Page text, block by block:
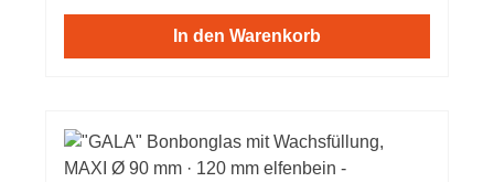
In den Warenkorb